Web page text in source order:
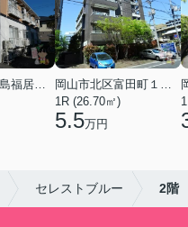
1R (26.70㎡)
5.5万円
セレストブルー 2階